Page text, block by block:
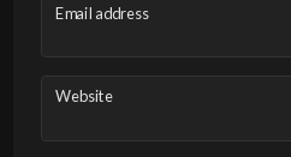
Email address
Website